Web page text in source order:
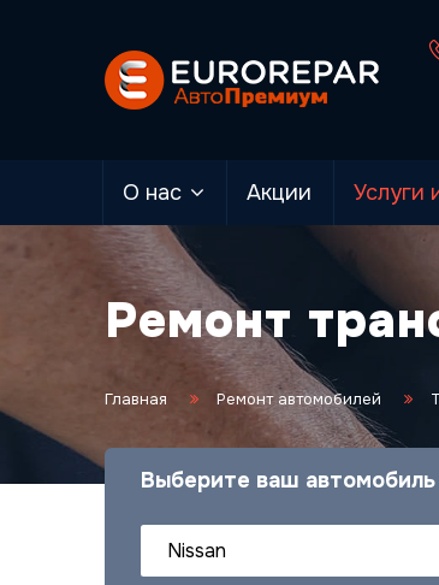
О нас Акции Услуги
Ремонт
Главная Ремонт автомобилей
Выберите ваш автомобиль
Nissan